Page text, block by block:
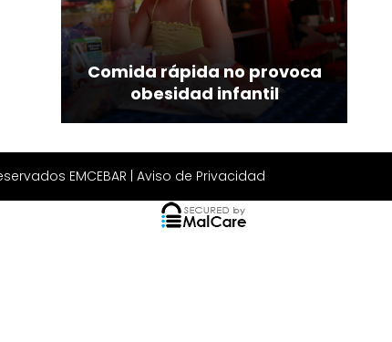
Comida rápida no provoca
obesidad infantil
EMCEBAR | Aviso de Privacidad